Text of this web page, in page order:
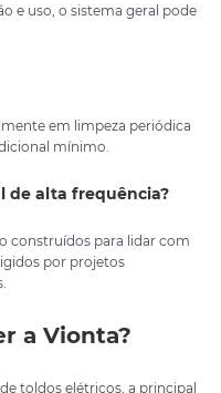
e uso, o sistema geral pode
em limpeza periódica
mínimo.
de alta frequência?
construídos para lidar com
por projetos
a Vionta?
toldos elétricos, a principal